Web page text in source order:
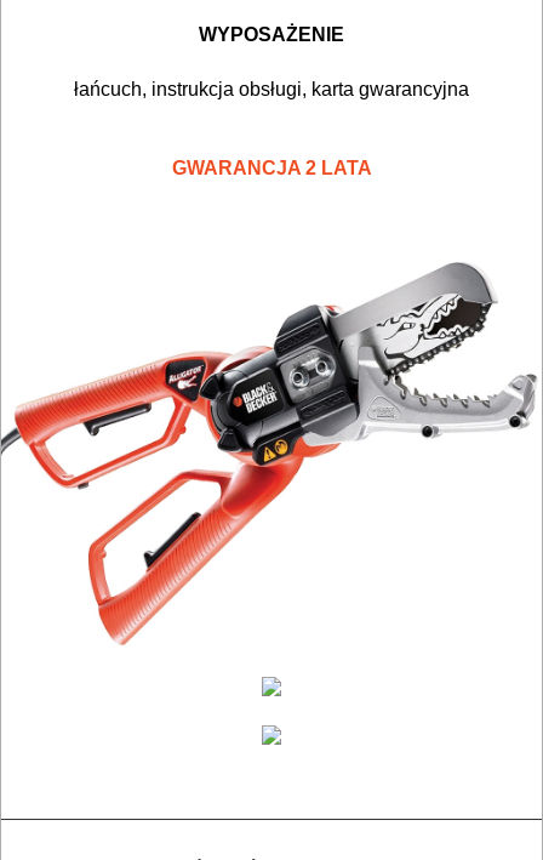
PNEUMATYCZNE
AKCESORIA
OSPRZĘT
AGREGATY
PRĄDOWE
ODZIEŻ
ROBOCZA
OGRODNICZE
WYPOSAŻENIE
łańcuch, instrukcja obsługi, karta gwarancyjna
GWARANCJA 2 LATA